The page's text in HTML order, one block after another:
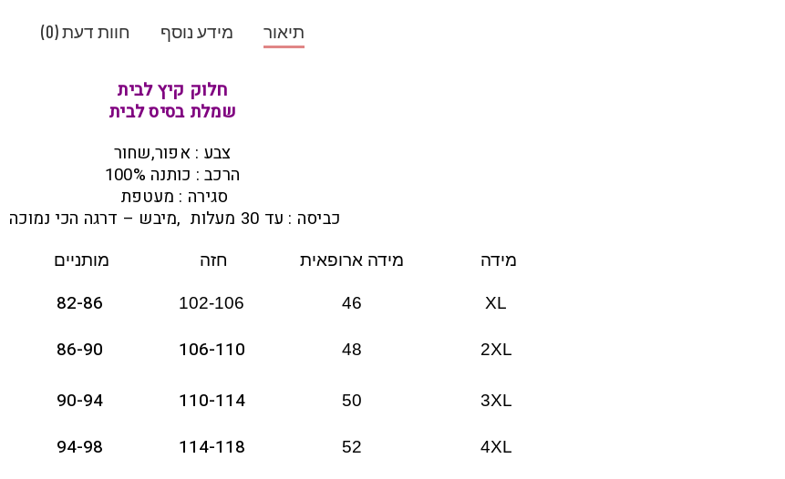
תיאור מידע נוסף חוות דעת (0)
חלוק קיץ לבית
שמלת בסיס לבית
צבע : אפור,שחור
הרכב : כותנה 100%
סגירה : מעטפת
כביסה : עד 30 מעלות ,מיבש – דרגה הכי נמוכה
מידה מידה ארופאית חזה מותניים
XL
46
102-106
82-86
2XL
48
106-110
86-90
3XL
50
110-114
90-94
4XL
52
114-118
94-98